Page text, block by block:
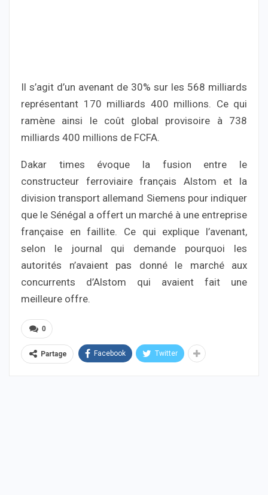
Il s’agit d’un avenant de 30% sur les 568 milliards
représentant 170 milliards 400 millions. Ce qui
ramène ainsi le coût global provisoire à 738
milliards 400 millions de FCFA.
Dakar times évoque la fusion entre le
constructeur ferroviaire français Alstom et la
division transport allemand Siemens pour indiquer
que le Sénégal a offert un marché à une entreprise
française en faillite. Ce qui explique l’avenant,
selon le journal qui demande pourquoi les
autorités n’avaient pas donné le marché aux
concurrents d’Alstom qui avaient fait une
meilleure offre.
0
Partage Facebook Twitter